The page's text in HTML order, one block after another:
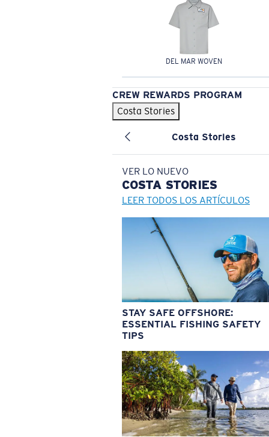
DEL MAR WOVEN
CREW REWARDS PROGRAM
Costa Stories
Costa Stories
VER LO NUEVO
COSTA STORIES
LEER TODOS LOS ARTÍCULOS
STAY SAFE OFFSHORE:
ESSENTIAL FISHING SAFETY
TIPS